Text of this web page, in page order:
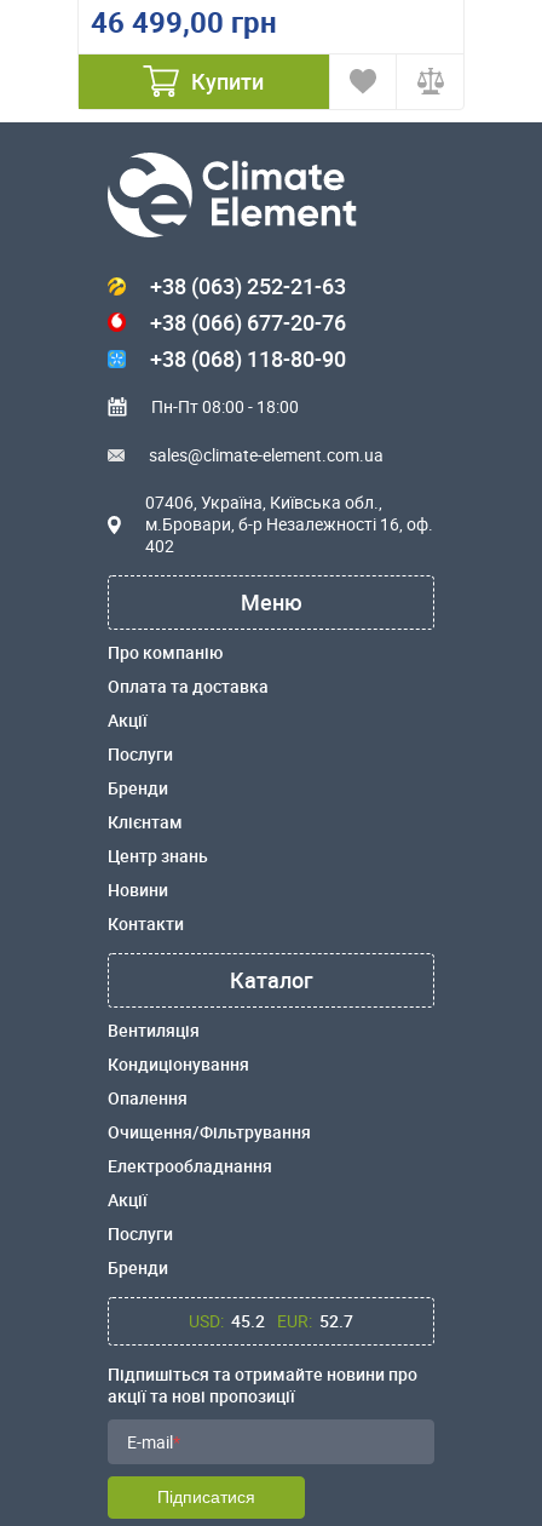
46 499,00 грн
Купити
+38 (063) 252-21-63
+38 (066) 677-20-76
+38 (068) 118-80-90
Пн-Пт 08:00 - 18:00
sales@climate-element.com.ua
07406, Україна, Київська обл.,
м.Бровари, б-р Незалежності 16, оф.
402
Меню
Про компанію
Оплата та доставка
Акції
Послуги
Бренди
Клієнтам
Центр знань
Новини
Контакти
Каталог
Вентиляція
Кондиціонування
Опалення
Очищення/Фільтрування
Електрообладнання
Акції
Послуги
Бренди
USD: 45.2 EUR: 52.7
Підпишіться та отримайте новини про
акції та нові пропозиції
E-mail
Підписатися